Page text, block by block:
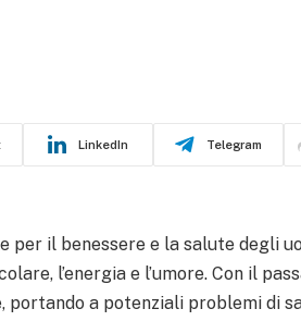
LinkedIn Telegram
il benessere e la salute degli
l’energia e l’umore. Con il
portando a potenziali problemi di